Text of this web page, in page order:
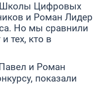
Школы Цифровых
и Роман Лидер
Но мы сравнили
тех, кто в
и Роман
показали